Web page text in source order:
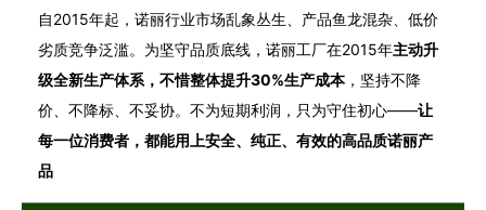
自2015年起，诺丽行业市场乱象丛生、产品鱼龙混杂、低价
劣质竞争泛滥。为坚守品质底线，诺丽工厂在2015年主动升
级全新生产体系，不惜整体提升30%生产成本，坚持不降
价、不降标、不妥协。不为短期利润，只为守住初心——让
每一位消费者，都能用上安全、纯正、有效的高品质诺丽产
品